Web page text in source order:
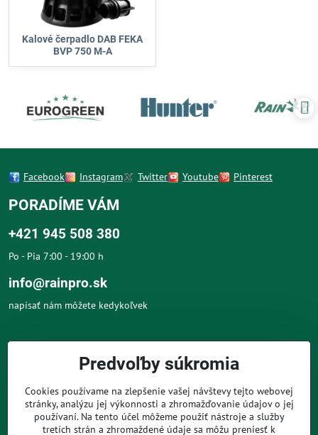
Kalové čerpadlo DAB FEKA
BVP 750 M-A
Facebook Instagram Twitter Youtube Pinterest
PORADÍME VÁM
+421 945 508 380
Po - Pia 7:00 - 19:00 h
info@rainpro.sk
napísať nám môžete kedykoľvek
O NÁKUPE
PRE ZÁKAZNÍKOV
Predvoľby súkromia
Cookies používame na zlepšenie vašej návštevy tejto webovej
stránky, analýzu jej výkonnosti a zhromažďovanie údajov o jej
používaní. Na tento účel môžeme použiť nástroje a služby
tretích strán a zhromaždené údaje sa môžu preniesť k